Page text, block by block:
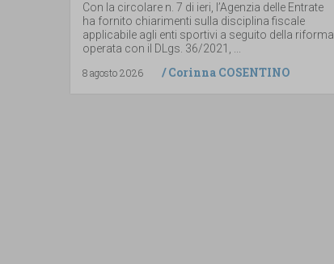
Con la circolare n. 7 di ieri, l’Agenzia delle Entrate
ha fornito chiarimenti sulla disciplina fiscale
applicabile agli enti sportivi a seguito della riforma
operata con il DLgs. 36/2021, ...
8 agosto 2026
/Corinna COSENTINO